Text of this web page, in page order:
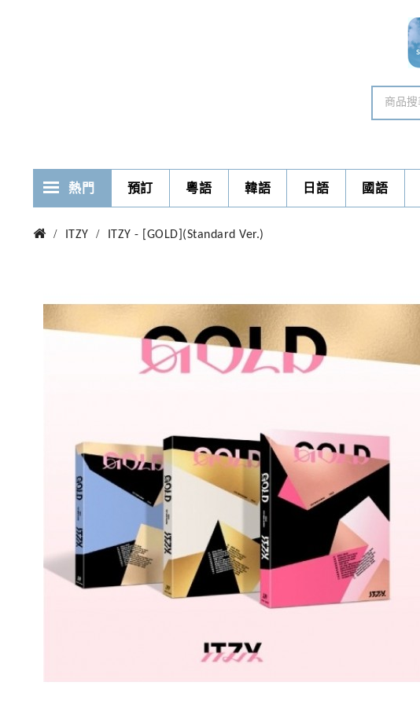
熱門 預訂 粵語 韓語 日語 國語
ITZY ITZY - [GOLD](Standard Ver.)